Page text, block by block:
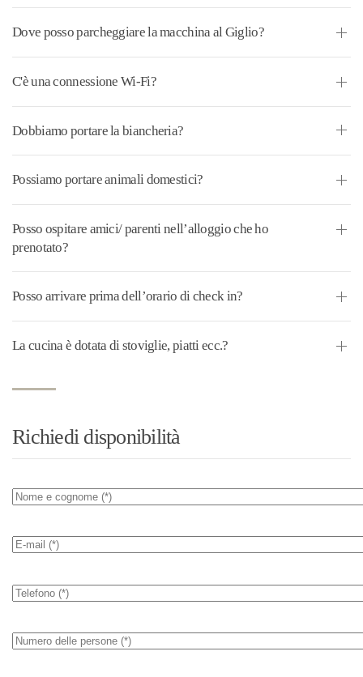
Dove posso parcheggiare la macchina al Giglio?
C'è una connessione Wi-Fi?
Dobbiamo portare la biancheria?
Possiamo portare animali domestici?
Posso ospitare amici/ parenti nell’alloggio che ho
prenotato?
Posso arrivare prima dell’orario di check in?
La cucina è dotata di stoviglie, piatti ecc.?
Richiedi disponibilità